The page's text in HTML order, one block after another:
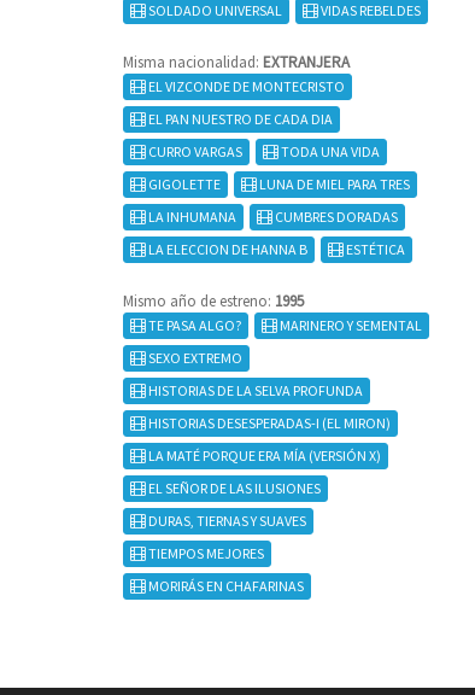
SOLDADO UNIVERSAL
VIDAS REBELDES
Misma nacionalidad: EXTRANJERA
EL VIZCONDE DE MONTECRISTO
EL PAN NUESTRO DE CADA DIA
CURRO VARGAS
TODA UNA VIDA
GIGOLETTE
LUNA DE MIEL PARA TRES
LA INHUMANA
CUMBRES DORADAS
LA ELECCION DE HANNA B
ESTÉTICA
Mismo año de estreno: 1995
TE PASA ALGO?
MARINERO Y SEMENTAL
SEXO EXTREMO
HISTORIAS DE LA SELVA PROFUNDA
HISTORIAS DESESPERADAS-I (EL MIRON)
LA MATÉ PORQUE ERA MÍA (VERSIÓN X)
EL SEÑOR DE LAS ILUSIONES
DURAS, TIERNAS Y SUAVES
TIEMPOS MEJORES
MORIRÁS EN CHAFARINAS